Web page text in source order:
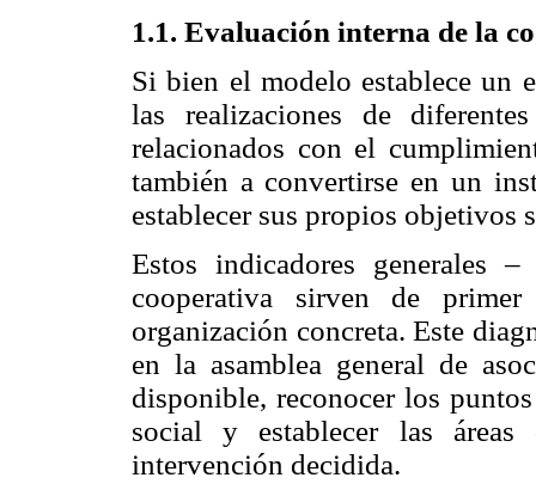
1.1. Evaluación interna de la
Si bien el modelo establece un
las realizaciones de
relacionados con el
también a convertirse en un
establecer sus propios objetivos
Estos indicadores generales
cooperativa sirven de
organización concreta. Este
en la asamblea general de
disponible, reconocer los
social y establecer las áreas
intervención decidida.